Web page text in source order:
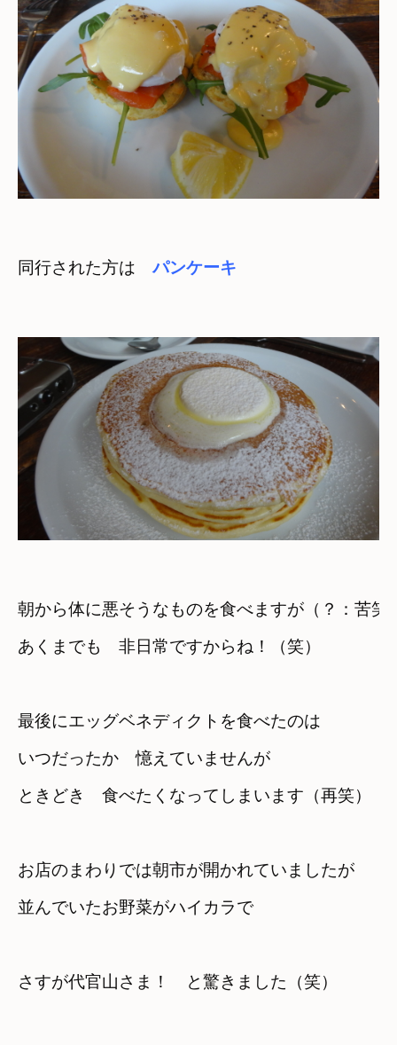
同行された方は パンケーキ
朝から体に悪そうなものを食べますが（？：苦笑
あくまでも　非日常ですからね！（笑）
最後にエッグベネディクトを食べたのは
いつだったか　憶えていませんが
ときどき　食べたくなってしまいます（再笑）
お店のまわりでは朝市が開かれていましたが
並んでいたお野菜がハイカラで
さすが代官山さま！　と驚きました（笑）